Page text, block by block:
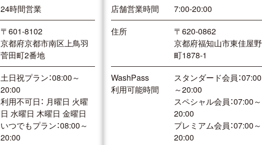
24時間営業
〒601-8102
京都府京都市南区上鳥羽
菅田町2番地
土日祝プラン：08:00～
20:00
利用不可日： 月曜日 火曜
日 水曜日 木曜日 金曜日
いつでもプラン：08:00～
20:00
店舗営業時間
7:00-20:00
住所
〒620-0862
京都府福知山市東佳屋野
町1878-1
WashPass
利用可能時間
スタンダード会員：07:00
～20:00
スペシャル会員：07:00～
20:00
プレミアム会員：07:00～
20:00